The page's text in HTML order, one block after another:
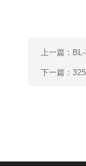
上一篇：
下一篇：